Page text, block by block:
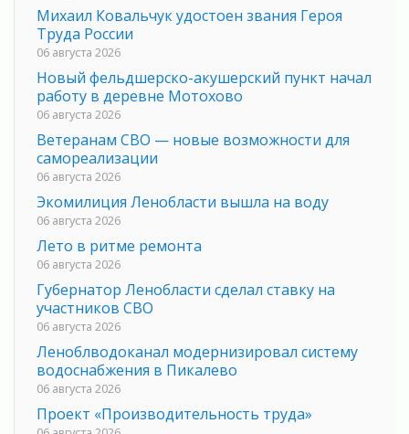
Михаил Ковальчук удостоен звания Героя
Труда России
06 августа 2026
Новый фельдшерско-акушерский пункт начал
работу в деревне Мотохово
06 августа 2026
Ветеранам СВО — новые возможности для
самореализации
06 августа 2026
Экомилиция Ленобласти вышла на воду
06 августа 2026
Лето в ритме ремонта
06 августа 2026
Губернатор Ленобласти сделал ставку на
участников СВО
06 августа 2026
Леноблводоканал модернизировал систему
водоснабжения в Пикалево
06 августа 2026
Проект «Производительность труда»